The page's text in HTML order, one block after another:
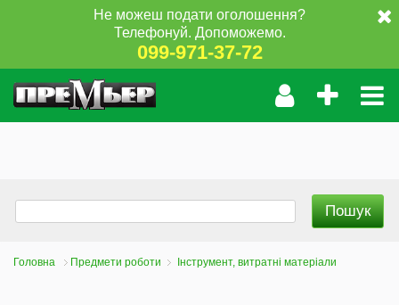
Не можеш подати оголошення?
Телефонуй. Допоможемо.
099-971-37-72
Головна Предмети роботи Інструмент, витратні матеріали